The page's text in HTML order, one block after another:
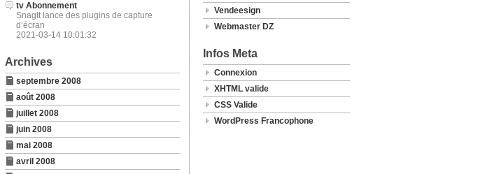
tv Abonnement
SnagIt lance des plugins de capture
d’écran
2021-03-14 10:01:32
Archives
septembre 2008
août 2008
juillet 2008
juin 2008
mai 2008
avril 2008
Vendeesign
Webmaster DZ
Infos Meta
Connexion
XHTML valide
CSS Valide
WordPress Francophone